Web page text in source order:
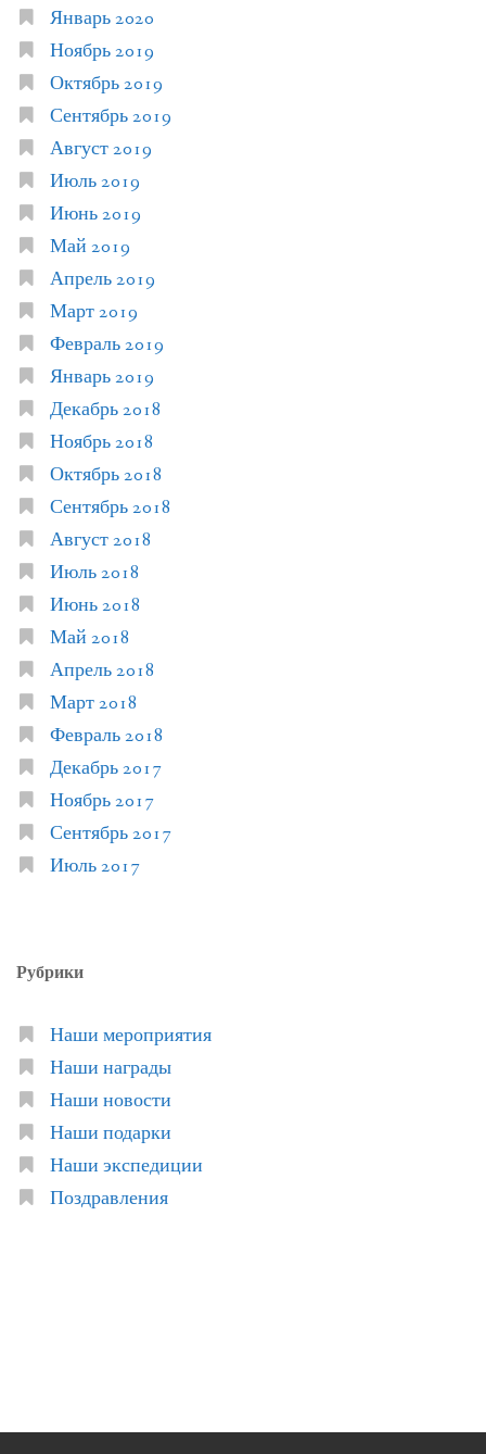
Январь 2020
Ноябрь 2019
Октябрь 2019
Сентябрь 2019
Август 2019
Июль 2019
Июнь 2019
Май 2019
Апрель 2019
Март 2019
Февраль 2019
Январь 2019
Декабрь 2018
Ноябрь 2018
Октябрь 2018
Сентябрь 2018
Август 2018
Июль 2018
Июнь 2018
Май 2018
Апрель 2018
Март 2018
Февраль 2018
Декабрь 2017
Ноябрь 2017
Сентябрь 2017
Июль 2017
Рубрики
Наши мероприятия
Наши награды
Наши новости
Наши подарки
Наши экспедиции
Поздравления